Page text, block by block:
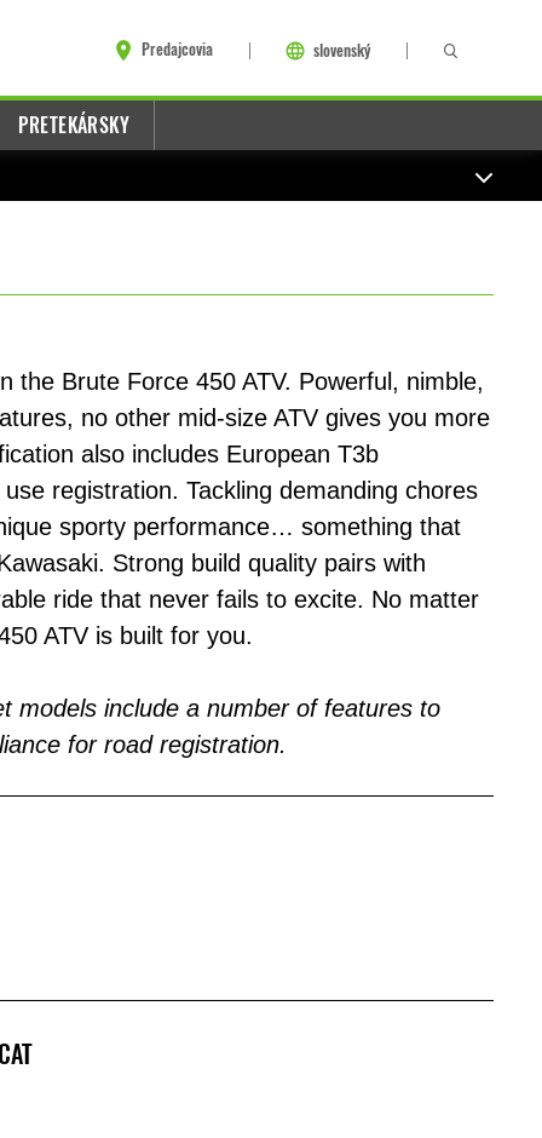
Predajcovia slovenský
PRETEKÁRSKY
the Brute Force 450 ATV. Powerful, nimble,
no other mid-size ATV gives you more
also includes European T3b
registration. Tackling demanding chores
sporty performance… something that
Strong build quality pairs with
ride that never fails to excite. No matter
ATV is built for you.
models include a number of features to
for road registration.